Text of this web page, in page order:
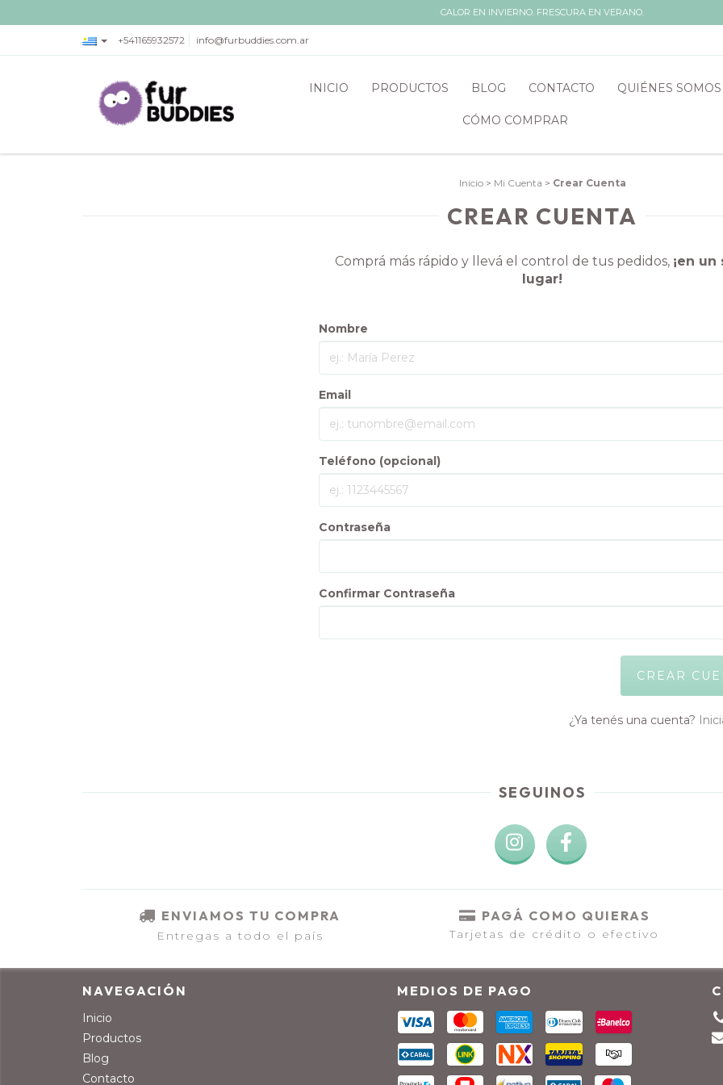
CALOR EN INVIERNO. FRESCURA EN VERANO.
+541165932572 info@furbuddies.com.ar
INICIO PRODUCTOS BLOG CONTACTO QUIÉNES SOMOS
CÓMO COMPRAR
Inicio > Mi Cuenta > Crear Cuenta
CREAR CUENTA
Comprá más rápido y llevá el control de tus pedidos, ¡en un
lugar!
Nombre
Email
Teléfono (opcional)
Contraseña
Confirmar Contraseña
¿Ya tenés una cuenta?
SEGUINOS
ENVIAMOS TU COMPRA
Entregas a todo el país
PAGÁ COMO QUIERAS
Tarjetas de crédito o efectivo
NAVEGACIÓN
Inicio
Productos
Blog
Contacto
MEDIOS DE PAGO